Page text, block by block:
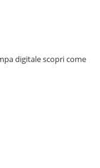
digitale scopri come